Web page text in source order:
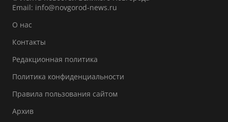
Email: info@novgorod-news.ru
О нас
Контакты
Редакционная политика
Политика конфиденциальности
Правила пользования сайтом
Архив